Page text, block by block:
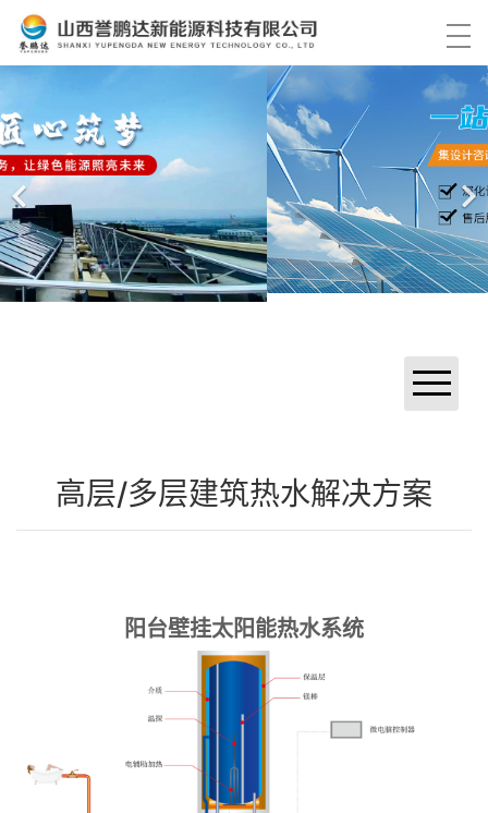
首页
产品中心
解决方案
资讯中心
联系我们
高层/多层建筑热水解决方案
阳台壁挂太阳能热水系统